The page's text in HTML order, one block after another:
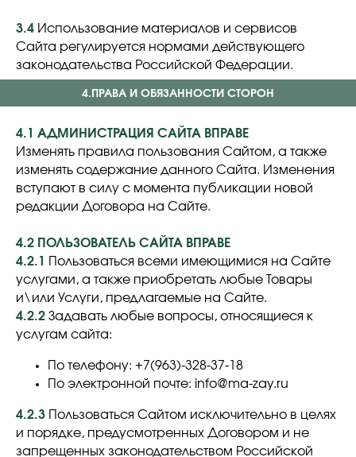
3.4 Использование материалов и сервисов
Сайта регулируется нормами действующего
законодательства Российской Федерации.
4.ПРАВА И ОБЯЗАННОСТИ СТОРОН
4.1 АДМИНИСТРАЦИЯ САЙТА ВПРАВЕ
Изменять правила пользования Сайтом, а также
изменять содержание данного Сайта. Изменения
вступают в силу с момента публикации новой
редакции Договора на Сайте.
4.2 ПОЛЬЗОВАТЕЛЬ САЙТА ВПРАВЕ
4.2.1
Пользоваться всеми имеющимися на Сайте
услугами, а также приобретать любые Товары
и\или Услуги, предлагаемые на Сайте.
4.2.2 Задавать любые вопросы, относящиеся к
услугам сайта:
По телефону: +7(963)-328-37-18
По электронной почте: info@ma-zay.ru
4.2.3 Пользоваться Сайтом исключительно в целях
и порядке, предусмотренных Договором и не
запрещенных законодательством Российской